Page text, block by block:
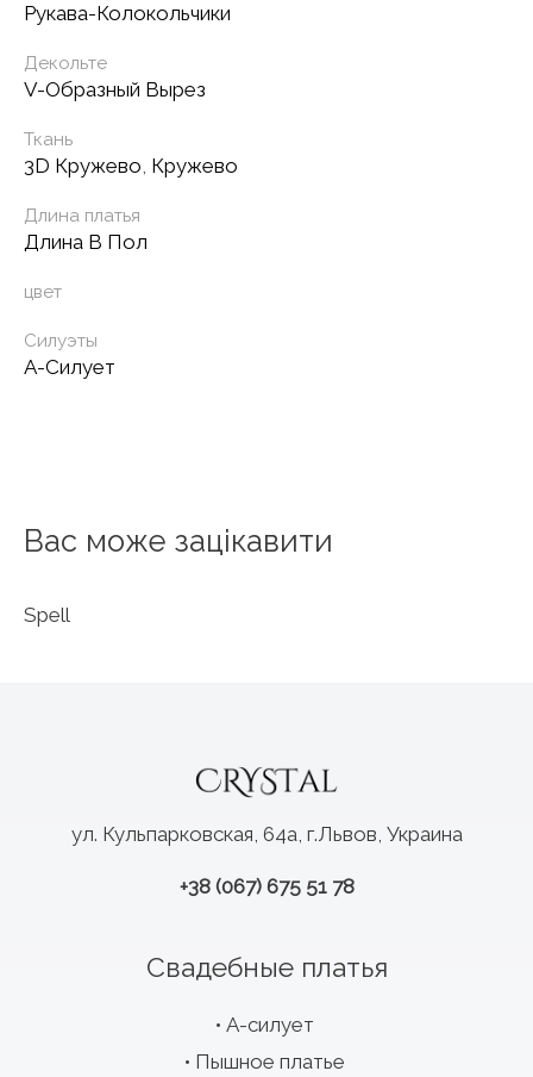
Рукава-Колокольчики
Декольте
V-Образный Вырез
Ткань
3D Кружево, Кружево
Длина платья
Длина В Пол
цвет
Силуэты
А-Силует
Вас може зацікавити
Spell
ул. Кульпарковская, 64а, г.Львов, Украина
+38 (067) 675 51 78
Свадебные платья
А-силует
Пышное платье